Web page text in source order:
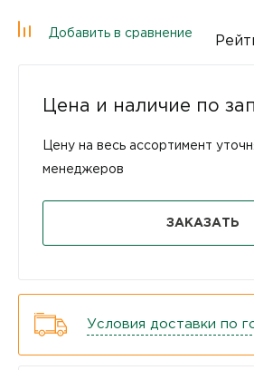
Добавить в сравнение
Цена и наличие по
Цену на весь ассортимент
менеджеров
ЗАКАЗАТЬ
Условия доставки по